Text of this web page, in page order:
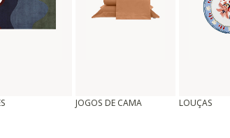
JOGOS DE CAMA LOUÇAS